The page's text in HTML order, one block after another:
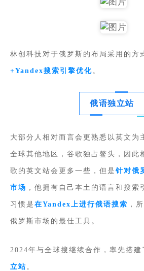
林创科技对于俄罗斯的布局采用的方
+Yandex搜索引擎优化 。
俄语独立站
大部分人相对而言会更熟悉以英文为
全球其他地区，谷歌独占鳌头，因此
歌的英文站会更多一些，但是 针对俄
市场 ，他拥有自己本土的语言和搜索
习惯是 在Yandex上进行俄语搜索 ，
俄罗斯市场的最佳工具。
2024年与全球搜继续合作，率先搭建
立站 。